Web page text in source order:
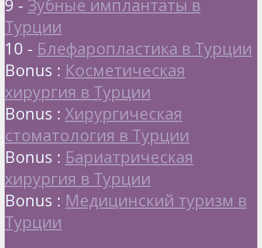
9 - Зубные имплантаты в
Турции
10 - Блефаропластика в Турции
Bonus : Косметическая
хирургия в Турции
Bonus : Хирургическая
стоматология в Турции
Bonus : Бариатрическая
хирургия в Турции
Bonus : Медицинский туризм в
Турции